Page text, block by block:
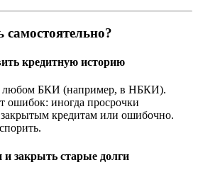
кредитную историю
любом БКИ (например, в НБКИ).
ошибок: иногда просрочки
кредитам или ошибочно.
и закрыть старые долги